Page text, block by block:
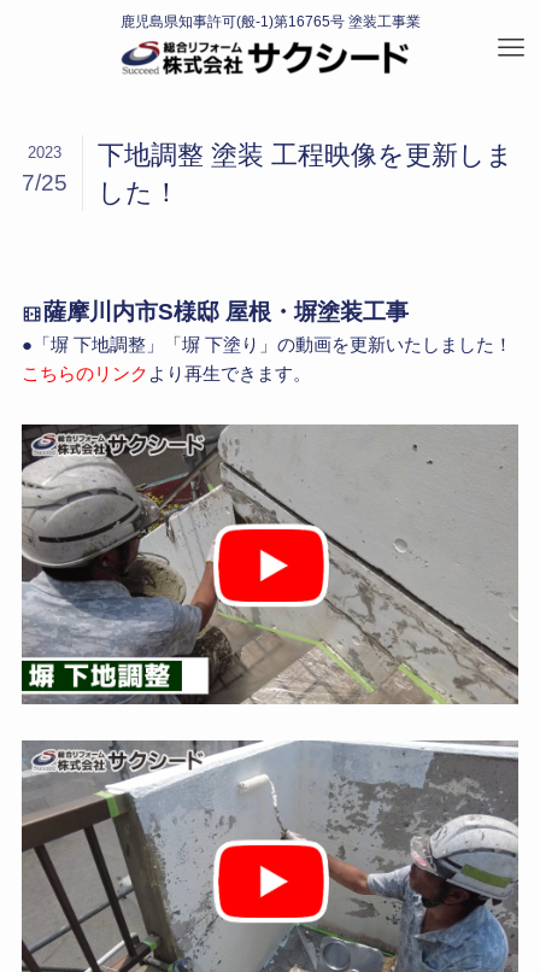
下地調整 塗装 工程映像を更新しま
した！
2023
7/25
薩摩川内市S様邸 屋根・塀塗装工事
●「塀 下地調整」「塀 下塗り」の動画を更新いたしました！
こちらのリンク より再生できます。